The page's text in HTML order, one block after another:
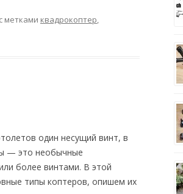
с метками квадрокоптер,
один несущий винт, в
— это необычные
более винтами. В этой
типы коптеров, опишем их